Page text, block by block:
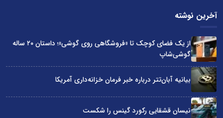
آخرین نوشته
از یک فضای کوچک تا «فروشگاهی روی گوشی»؛ داستان ۲۰ ساله
گوشی‌شاپ
بیانیه آبان‌تتر درباره خبر فرمان خزانه‌داری آمریکا
نیسان قشقایی رکورد گینس را شکست